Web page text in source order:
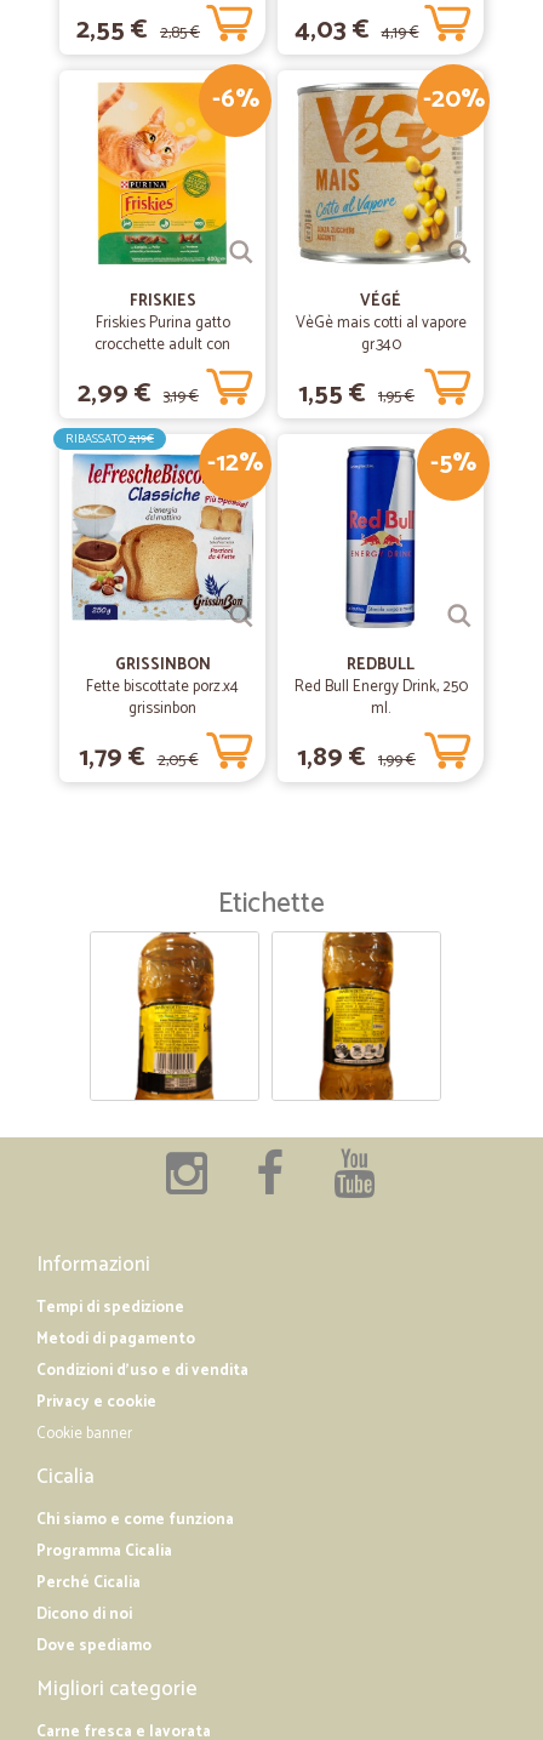
2,55 € 2,85 € 4,03 € 4,19 €
-6%
FRISKIES
Friskies Purina gatto
crocchette adult con
coniglio, pollo e verdure
scatola gr.400
2,99 € 3,19 €
-20%
VÉGÉ
VèGè mais cotti al vapore
gr.340
1,55 € 1,95 €
-12%
RIBASSATO2,19€
GRISSINBON
Fette biscottate porz.x4
grissinbon
1,79 € 2,05 €
-5%
REDBULL
Red Bull Energy Drink, 250
ml.
1,89 € 1,99 €
Etichette
Informazioni
Tempi di spedizione
Metodi di pagamento
Condizioni d'uso e di vendita
Privacy e cookie
Cookie banner
Cicalia
Chi siamo e come funziona
Programma Cicalia
Perché Cicalia
Dicono di noi
Dove spediamo
Migliori categorie
Carne fresca e lavorata